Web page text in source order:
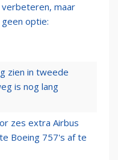
maar
optie:
zien in tweede
is nog lang
zes extra Airbus
Boeing 757's af te